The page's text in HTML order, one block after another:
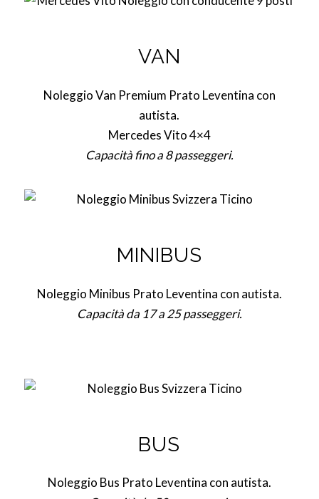
VAN
Noleggio Van Premium Prato Leventina con
autista.
Mercedes Vito 4×4
Capacità fino a 8 passeggeri.
MINIBUS
Noleggio Minibus Prato Leventina con autista.
Capacità da 17 a 25 passeggeri.
BUS
Noleggio Bus Prato Leventina con autista.